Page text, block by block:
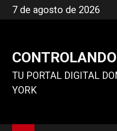
al
7 de agosto de 2026
TU PORTAL DIGITAL
YORK